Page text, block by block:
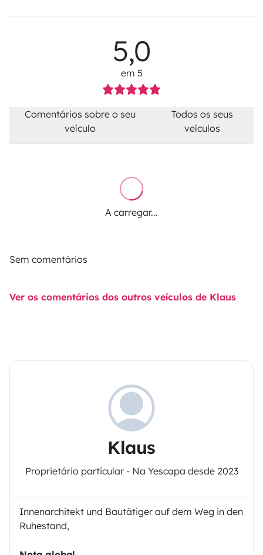
5,0
em 5
Comentários sobre o seu
veículo
Todos os seus
veículos
A carregar...
Sem comentários
Ver os comentários dos outros veículos de Klaus
Klaus
Proprietário particular - Na Yescapa desde 2023
Innenarchitekt und Bautätiger auf dem Weg in den
Ruhestand,